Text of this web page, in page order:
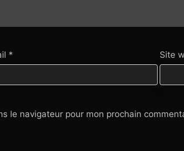
* Site
le navigateur pour mon prochain